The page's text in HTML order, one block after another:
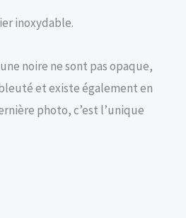
inoxydable.
noire ne sont pas opaque,
et existe également en
photo, c’est l’unique